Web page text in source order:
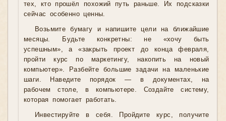
тех, кто прошёл похожий путь раньше. Их подсказки
сейчас особенно ценны.
Возьмите бумагу и напишите цели на ближайшие
месяцы. Будьте конкретны: не «хочу быть
успешным», а «закрыть проект до конца февраля,
пройти курс по маркетингу, накопить на новый
компьютер». Разбейте большие задачи на маленькие
шаги. Наведите порядок — в документах, на
рабочем столе, в компьютере. Создайте систему,
которая помогает работать.
Инвестируйте в себя. Пройдите курс, получите